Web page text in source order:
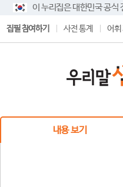
이 누리집은 대한민국 공식
집필 참여하기 사전 통계 어휘
내용 보기